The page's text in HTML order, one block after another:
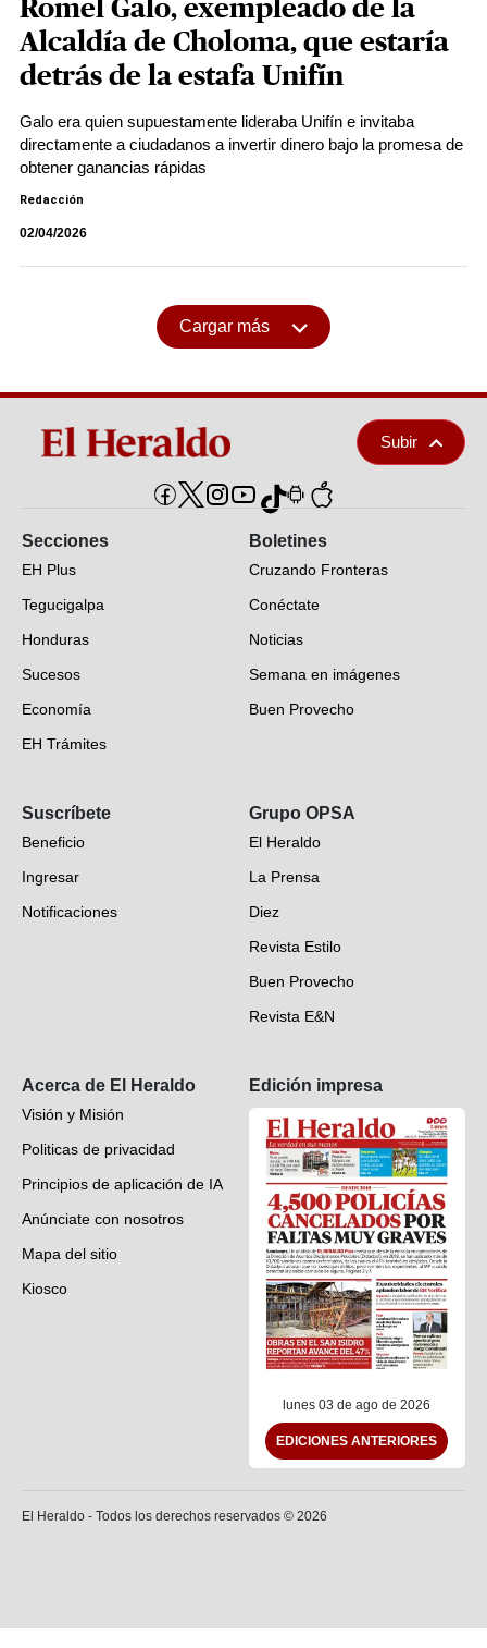
Romel Galo, exempleado de la
Alcaldía de Choloma, que estaría
detrás de la estafa Unifín
Galo era quien supuestamente lideraba Unifín e invitaba
directamente a ciudadanos a invertir dinero bajo la promesa de
obtener ganancias rápidas
Redacción
02/04/2026
Cargar más
Subir
Secciones
EH Plus
Tegucigalpa
Honduras
Sucesos
Economía
EH Trámites
EH Verifica
Fotogalerías
Deportes
Videos
Boletines
Cruzando Fronteras
Conéctate
Noticias
Semana en imágenes
Buen Provecho
Suscríbete
Beneficio
Ingresar
Notificaciones
Grupo OPSA
El Heraldo
La Prensa
Diez
Revista Estilo
Buen Provecho
Revista E&N
Acerca de El Heraldo
Visión y Misión
Politicas de privacidad
Principios de aplicación de IA
Anúnciate con nosotros
Mapa del sitio
Kiosco
Edición impresa
lunes 03 de ago de 2026
EDICIONES ANTERIORES
El Heraldo - Todos los derechos reservados © 2026